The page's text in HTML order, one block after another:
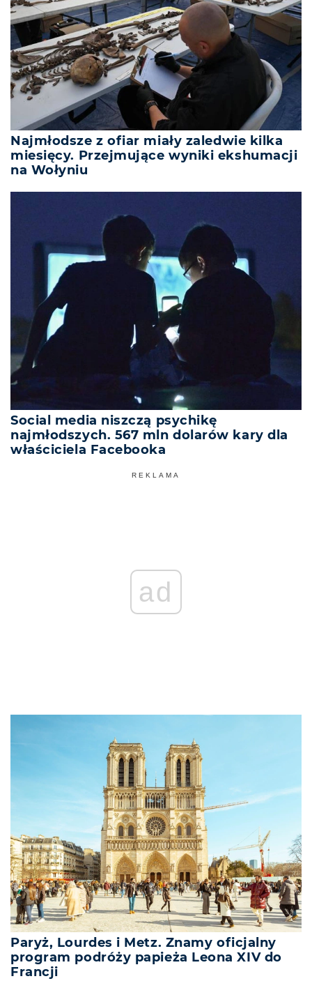
Najmłodsze z ofiar miały zaledwie kilka
miesięcy. Przejmujące wyniki ekshumacji
na Wołyniu
Social media niszczą psychikę
najmłodszych. 567 mln dolarów kary dla
właściciela Facebooka
REKLAMA
ad
Paryż, Lourdes i Metz. Znamy oficjalny
program podróży papieża Leona XIV do
Francji